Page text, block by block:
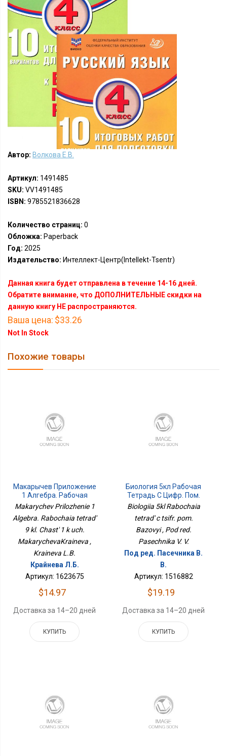
Автор: Волкова Е.В.
Артикул: 1491485
SKU: VV1491485
ISBN: 9785521836628
Количество страниц: 0
Обложка: Paperback
Год: 2025
Издательство: Интеллект-Центр(Intellekt-Tsentr)
Данная книга будет отправлена в течение 14-16 дней.
Обратите внимание, что ДОПОЛНИТЕЛЬНЫЕ скидки на
данную книгу НЕ распространяются.
Ваша цена: $33.26
Not In Stock
Похожие товары
Макарычев Приложение
1 Алгебра. Рабочая
Тетрадь 9 Кл. Часть 1 К
МакарычеваКрайнева
Makarychev Prilozhenie 1
Algebra. Rabochaia tetrad'
9 kl. Chast' 1 k uch.
MakarychevaKraineva ,
Kraineva L.B.
Крайнева Л.Б.
Артикул: 1623675
$14.97
Доставка за 14–20 дней
КУПИТЬ
Биология 5кл Рабочая
Тетрадь C Цифр. Пом.
Базовый
Biologiia 5kl Rabochaia
tetrad' c tsifr. pom.
Bazovyi , Pod red.
Pasechnika V. V.
Под ред. Пасечника В.
В.
Артикул: 1516882
$19.19
Доставка за 14–20 дней
КУПИТЬ